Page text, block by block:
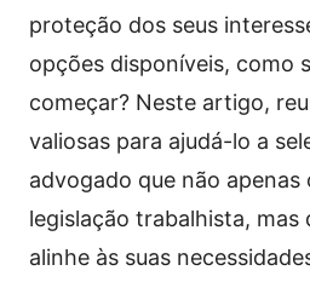
proteção dos seus
opções disponíveis, como
começar? Neste artigo,
valiosas para ajudá-lo a
advogado que não apenas
legislação trabalhista, mas
alinhe às suas